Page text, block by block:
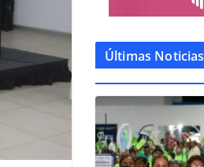
Últimas Noticias